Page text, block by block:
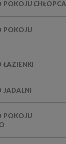
CHŁOPCA
POKOJU
ŁAZIENKI
JADALNI
POKOJU